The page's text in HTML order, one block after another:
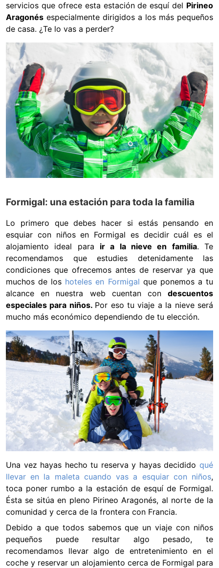
servicios que ofrece esta estación de esquí del Pirineo
Aragonés especialmente dirigidos a los más pequeños
de casa. ¿Te lo vas a perder?
Formigal: una estación para toda la familia
Lo primero que debes hacer si estás pensando en
esquiar con niños en Formigal es decidir cuál es el
alojamiento ideal para ir a la nieve en familia. Te
recomendamos que estudies detenidamente las
condiciones que ofrecemos antes de reservar ya que
muchos de los hoteles en Formigal que ponemos a tu
alcance en nuestra web cuentan con descuentos
especiales para niños. Por eso tu viaje a la nieve será
mucho más económico dependiendo de tu elección.
Una vez hayas hecho tu reserva y hayas decidido qué
llevar en la maleta cuando vas a esquiar con niños,
toca poner rumbo a la estación de esquí de Formigal.
Ésta se sitúa en pleno Pirineo Aragonés, al norte de la
comunidad y cerca de la frontera con Francia.
Debido a que todos sabemos que un viaje con niños
pequeños puede resultar algo pesado, te
recomendamos llevar algo de entretenimiento en el
coche y reservar un alojamiento cerca de Formigal para